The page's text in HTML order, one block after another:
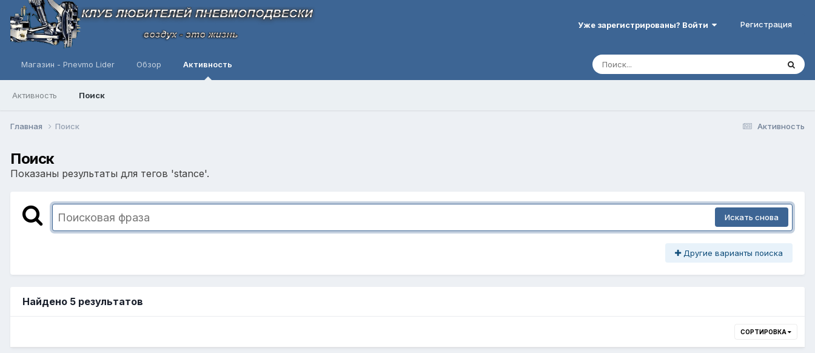
Уже зарегистрированы? Войти Регистрация
Магазин - Pnevmo Lider Обзор Активность
Активность Поиск
Активность
Главная Поиск
Поиск
Показаны результаты для тегов 'stance'.
Искать снова
Другие варианты поиска
Найдено 5 результатов
СОРТИРОВКА